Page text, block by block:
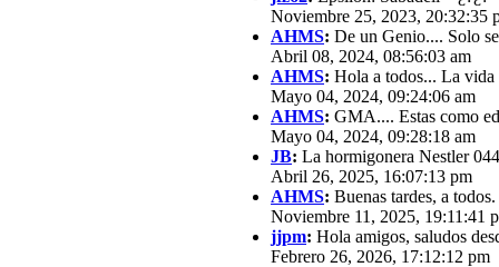
Noviembre 25, 2023, 20:32:35
AHMS: De un Genio.... Solo
Abril 08, 2024, 08:56:03 am
AHMS: Hola a todos... La vida
Mayo 04, 2024, 09:24:06 am
AHMS: GMA.... Estas como
Mayo 04, 2024, 09:28:18 am
JB: La hormigonera Nestler
Abril 26, 2025, 16:07:13 pm
AHMS: Buenas tardes, a todos.
Noviembre 11, 2025, 19:11:41
jjpm: Hola amigos, saludos
Febrero 26, 2026, 17:12:12 pm